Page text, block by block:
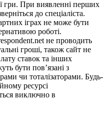
гри. При виявленні перших
до спеціаліста.
іграх не може бути
роботі.
не проводить
гроші, також сайт не
ставок та інших
бути пов’язані з
чи тоталізаторами. Будь-
ресурсі
виключно в